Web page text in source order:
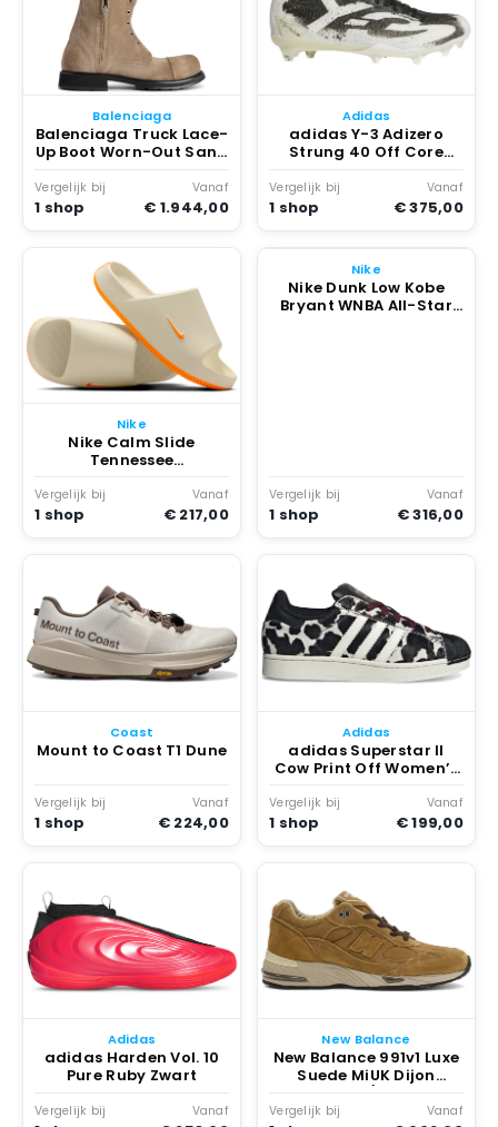
Balenciaga
Balenciaga Truck Lace-
Up Boot Worn-Out Sand
Creme
Vergelijk bij
1 shop
Vanaf
€ 1.944,00
Adidas
adidas Y-3 Adizero
Strung 40 Off Core
Zwart
Vergelijk bij
1 shop
Vanaf
€ 375,00
Nike
Nike Calm Slide
Tennessee
Sail/sail/bright
Ceramic
Vergelijk bij
1 shop
Vanaf
€ 217,00
Nike
Nike Dunk Low Kobe
Bryant WNBA All-Star
Vergelijk bij
1 shop
Vanaf
€ 316,00
Coast
Mount to Coast T1 Dune
Vergelijk bij
1 shop
Vanaf
€ 224,00
Adidas
adidas Superstar II
Cow Print Off Women’s
Zwart
Vergelijk bij
1 shop
Vanaf
€ 199,00
Adidas
adidas Harden Vol. 10
Pure Ruby Zwart
Vergelijk bij Vanaf
New Balance
New Balance 991v1 Luxe
Suede MiUK Dijon
Castle Dijon/castle Wall
Vergelijk bij Vanaf